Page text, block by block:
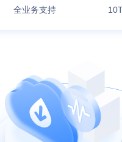
全业务支持